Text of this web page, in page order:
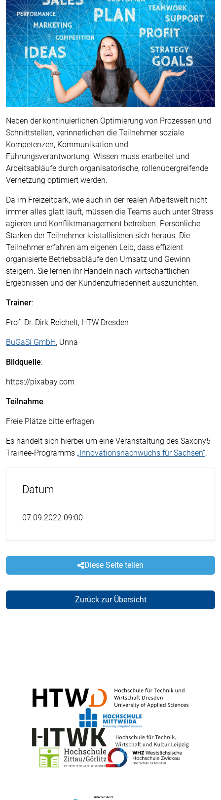
Neben der kontinuierlichen Optimierung von Prozessen und
Schnittstellen, verinnerlichen die Teilnehmer soziale
Kompetenzen, Kommunikation und
Führungsverantwortung. Wissen muss erarbeitet und
Arbeitsabläufe durch organisatorische, rollenübergreifende
Vernetzung optimiert werden.
Da im Freizeitpark, wie auch in der realen Arbeitswelt nicht
immer alles glatt läuft, müssen die Teams auch unter Stress
agieren und Konfliktmanagement betreiben. Persönliche
Stärken der Teilnehmer kristallisieren sich heraus. Die
Teilnehmer erfahren am eigenen Leib, dass effizient
organisierte Betriebsabläufe den Umsatz und Gewinn
steigern. Sie lernen ihr Handeln nach wirtschaftlichen
Ergebnissen und der Kundenzufriedenheit auszurichten.
Trainer:
Prof. Dr. Dirk Reichelt, HTW Dresden
BuGaSi GmbH, Unna
Bildquelle:
https://pixabay.com
Teilnahme
Freie Plätze bitte erfragen
Es handelt sich hierbei um eine Veranstaltung des Saxony5
Trainee-Programms „Innovationsnachwuchs für Sachsen“.
Datum
07.09.2022 09:00
Diese Seite teilen
Zurück zur Übersicht